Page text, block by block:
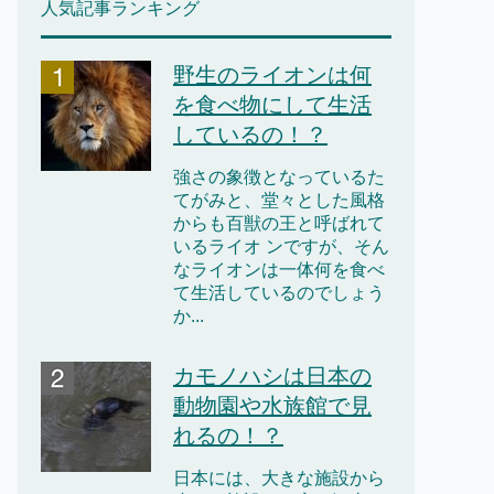
人気記事ランキング
野生のライオンは何
を食べ物にして生活
しているの！？
強さの象徴となっているた
てがみと、堂々とした風格
からも百獣の王と呼ばれて
いるライオ ンですが、そん
なライオンは一体何を食べ
て生活しているのでしょう
か...
カモノハシは日本の
動物園や水族館で見
れるの！？
日本には、大きな施設から